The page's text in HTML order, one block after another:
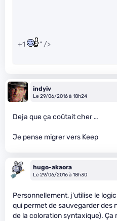
+1 " />
indyiv
Le 29/06/2016 à 18h24
Deja que ça coûtait cher …
Je pense migrer vers Keep
hugo-akaora
Le 29/06/2016 à 18h30
Personnellement, j’utilise le
qui permet de sauvegarder des
de la coloration syntaxique). Ça